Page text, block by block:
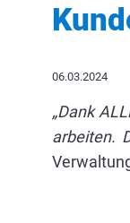
06.03.2024
„Dank
arbeiten.